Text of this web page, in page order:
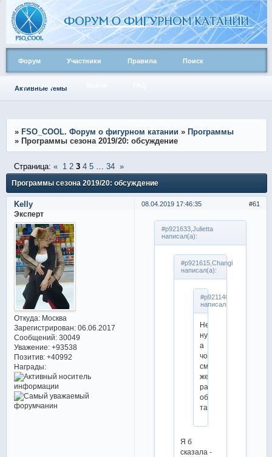
Форум Участники Правила Поиск
Активные темы
» FSO_COOL. Форум о фигурном катании » Программы
» Программы сезона 2019/20: обсуждение
Программы сезона 2019/20: обсуждение
Страница: « 1 2 3 4 5 34 »
61
08.04.2019 17:46:35
Kelly
Эксперт
Откуда:Москва
Зарегистрирован: 06.06.2017
Сообщений:30049
Уважение: +93538
Позитив: +40992
Награды:
#p921633,Julietta
написал(а):
#p921615,Changi
написал(а):
#p921140,Julietta
написал(а):
Не,
ну
а
чо,
смотрели
же
раньше
обязательные
танцы!
Я б
сказала -